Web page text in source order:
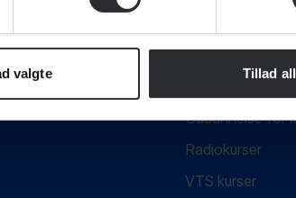
valgte Tillad
Simulatorkurser
Automation og
Uddannelse for
Radiokurser
VTS kurser